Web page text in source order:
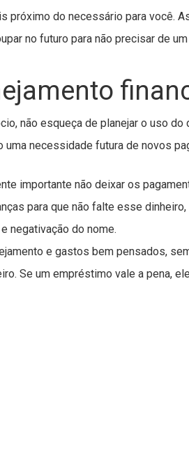
próximo do necessário para você.
no futuro para não precisar de
não esqueça de planejar o uso
necessidade futura de novos
importante não deixar os
para que não falte esse
negativação do nome.
e gastos bem pensados,
Se um empréstimo vale a pena,